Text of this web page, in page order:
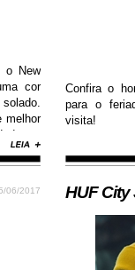
o New
cor
melhor
e
06/2017
Confira o
para o
visita!
HUF City